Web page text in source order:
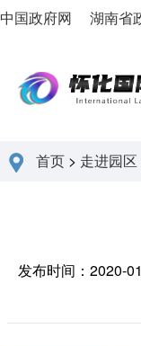
中国政府网 湖南省
首页 > 走进园区
发布时间：2020-